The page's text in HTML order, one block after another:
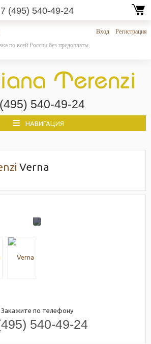
7 (495) 540-49-24
Вход
Регистрация
по всей России без предоплаты.
540-49-24
НАВИГАЦИЯ
Verna
Закажите по телефону
540-49-24